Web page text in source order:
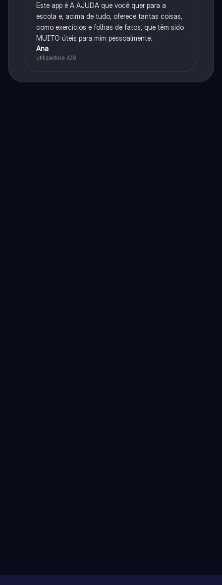
Este app é A AJUDA que você quer para a
escola e, acima de tudo, oferece tantas coisas,
como exercícios e folhas de fatos, que têm sido
MUITO úteis para mim pessoalmente.
Ana
utilizadora iOS